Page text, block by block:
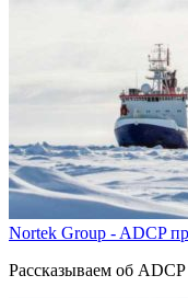
Nortek Group - ADCP
Рассказываем об